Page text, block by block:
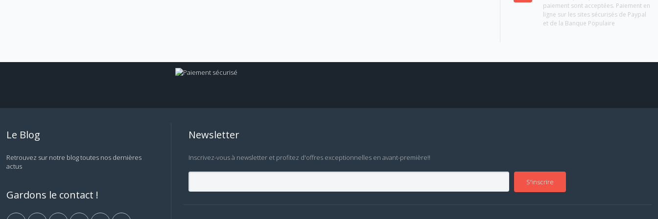
paiement sont acceptées. Paiement en
ligne sur les sites sécurisés de Paypal
et de la Banque Populaire
Le Blog
Retrouvez sur notre blog toutes nos dernières
actus
Gardons le contact !
Newsletter
Inscrivez-vous à newsletter et profitez d'offres exceptionnelles en avant-première!!
S'inscrire